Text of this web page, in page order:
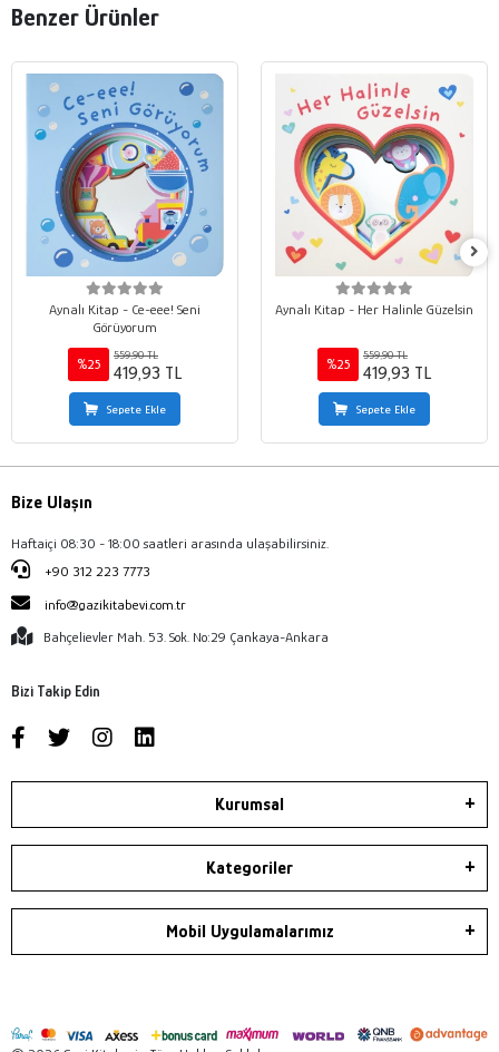
Benzer Ürünler
Aynalı Kitap - Ce-eee! Seni
Görüyorum
%25
559,90 TL
419,93 TL
Sepete Ekle
Aynalı Kitap - Her Halinle Güzelsin
%25
559,90 TL
419,93 TL
Sepete Ekle
Bize Ulaşın
Haftaiçi 08:30 - 18:00 saatleri arasında ulaşabilirsiniz.
+90 312 223 7773
info@gazikitabevi.com.tr
Bahçelievler Mah. 53. Sok. No:29 Çankaya-Ankara
Bizi Takip Edin
Kurumsal
Kategoriler
Mobil Uygulamalarımız